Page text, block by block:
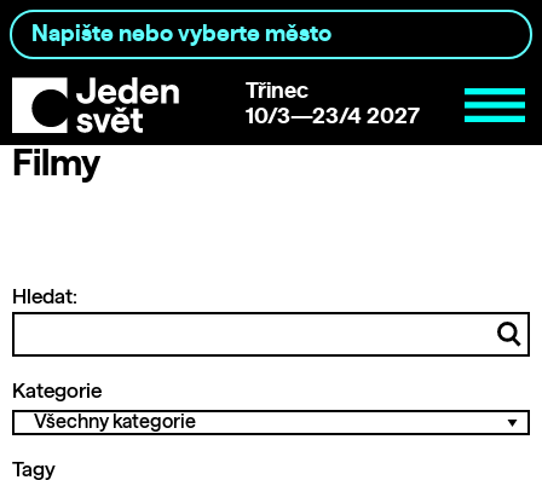
Třinec
10/3—23/4 2027
Filmy
Hledat:
Kategorie
Tagy